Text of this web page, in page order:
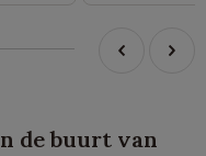
de buurt van